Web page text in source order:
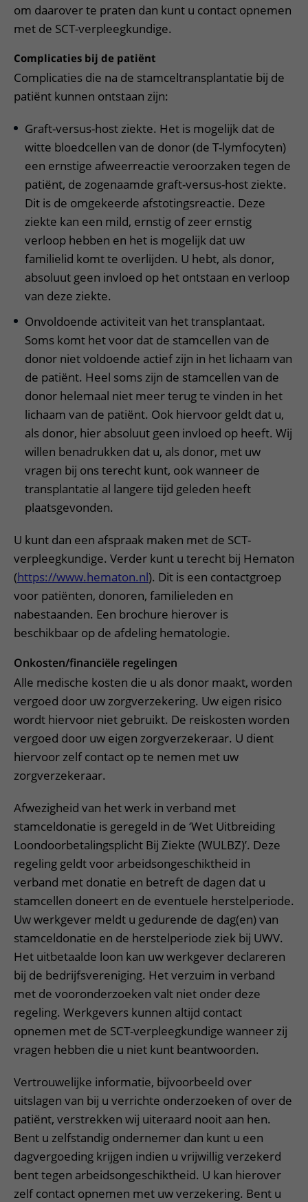
om daarover te praten dan kunt u contact opnemen
met de SCT-verpleegkundige.
Complicaties bij de patiënt
Complicaties die na de stamceltransplantatie bij de
patiënt kunnen ontstaan zijn:
Graft-versus-host ziekte. Het is mogelijk dat de
witte bloedcellen van de donor (de T-lymfocyten)
een ernstige afweerreactie veroorzaken tegen de
patiënt, de zogenaamde graft-versus-host ziekte.
Dit is de omgekeerde afstotingsreactie. Deze
ziekte kan een mild, ernstig of zeer ernstig
verloop hebben en het is mogelijk dat uw
familielid komt te overlijden. U hebt, als donor,
absoluut geen invloed op het ontstaan en verloop
van deze ziekte.
Onvoldoende activiteit van het transplantaat.
Soms komt het voor dat de stamcellen van de
donor niet voldoende actief zijn in het lichaam van
de patiënt. Heel soms zijn de stamcellen van de
donor helemaal niet meer terug te vinden in het
lichaam van de patiënt. Ook hiervoor geldt dat u,
als donor, hier absoluut geen invloed op heeft. Wij
willen benadrukken dat u, als donor, met uw
vragen bij ons terecht kunt, ook wanneer de
transplantatie al langere tijd geleden heeft
plaatsgevonden.
U kunt dan een afspraak maken met de SCT-
verpleegkundige. Verder kunt u terecht bij Hematon
(https://www.hematon.nl). Dit is een contactgroep
voor patiënten, donoren, familieleden en
nabestaanden. Een brochure hierover is
beschikbaar op de afdeling hematologie.
Onkosten/financiële regelingen
Alle medische kosten die u als donor maakt, worden
vergoed door uw zorgverzekering. Uw eigen risico
wordt hiervoor niet gebruikt. De reiskosten worden
vergoed door uw eigen zorgverzekeraar. U dient
hiervoor zelf contact op te nemen met uw
zorgverzekeraar.
Afwezigheid van het werk in verband met
stamceldonatie is geregeld in de ‘Wet Uitbreiding
Loondoorbetalingsplicht Bij Ziekte (WULBZ)’. Deze
regeling geldt voor arbeidsongeschiktheid in
verband met donatie en betreft de dagen dat u
stamcellen doneert en de eventuele herstelperiode.
Uw werkgever meldt u gedurende de dag(en) van
stamceldonatie en de herstelperiode ziek bij UWV.
Het uitbetaalde loon kan uw werkgever declareren
bij de bedrijfsvereniging. Het verzuim in verband
met de vooronderzoeken valt niet onder deze
regeling. Werkgevers kunnen altijd contact
opnemen met de SCT-verpleegkundige wanneer zij
vragen hebben die u niet kunt beantwoorden.
Vertrouwelijke informatie, bijvoorbeeld over
uitslagen van bij u verrichte onderzoeken of over de
patiënt, verstrekken wij uiteraard nooit aan hen.
Bent u zelfstandig ondernemer dan kunt u een
dagvergoeding krijgen indien u vrijwillig verzekerd
bent tegen arbeidsongeschiktheid. U kan hierover
zelf contact opnemen met uw verzekering. Bent u